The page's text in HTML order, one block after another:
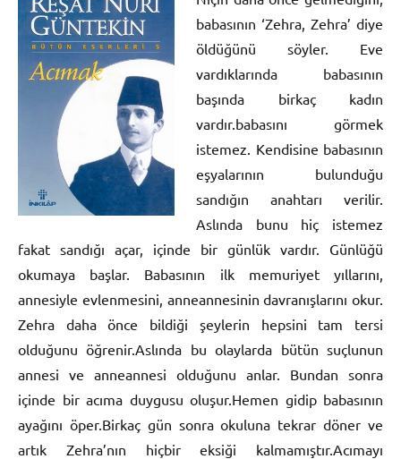
babasının ‘Zehra, Zehra’ diye
öldüğünü söyler. Eve
vardıklarında babasının
başında birkaç kadın
vardır.babasını görmek
istemez. Kendisine babasının
eşyalarının bulunduğu
sandığın anahtarı verilir.
Aslında bunu hiç istemez
fakat sandığı açar, içinde bir günlük vardır. Günlüğü
okumaya başlar. Babasının ilk memuriyet yıllarını,
annesiyle evlenmesini, anneannesinin davranışlarını okur.
Zehra daha önce bildiği şeylerin hepsini tam tersi
olduğunu öğrenir.Aslında bu olaylarda bütün suçlunun
annesi ve anneannesi olduğunu anlar. Bundan sonra
içinde bir acıma duygusu oluşur.Hemen gidip babasının
ayağını öper.Birkaç gün sonra okuluna tekrar döner ve
artık Zehra’nın hiçbir eksiği kalmamıştır.Acımayı